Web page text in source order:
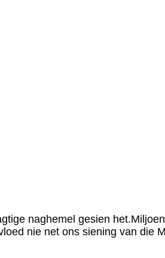
naghemel gesien
nie net ons siening van die